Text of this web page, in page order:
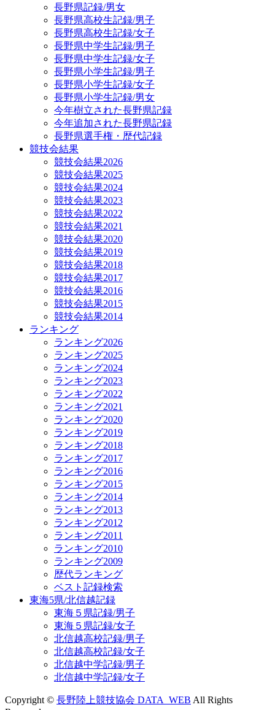
長野県記録/男女
長野県高校生記録/男子
長野県高校生記録/女子
長野県中学生記録/男子
長野県中学生記録/女子
長野県小学生記録/男子
長野県小学生記録/女子
長野県小学生記録/男女
今年樹立された長野県記録
今年追加された長野県記録
長野県選手権・歴代記録
競技会結果
競技会結果2026
競技会結果2025
競技会結果2024
競技会結果2023
競技会結果2022
競技会結果2021
競技会結果2020
競技会結果2019
競技会結果2018
競技会結果2017
競技会結果2016
競技会結果2015
競技会結果2014
ランキング
ランキング2026
ランキング2025
ランキング2024
ランキング2023
ランキング2022
ランキング2021
ランキング2020
ランキング2019
ランキング2018
ランキング2017
ランキング2016
ランキング2015
ランキング2014
ランキング2013
ランキング2012
ランキング2011
ランキング2010
ランキング2009
歴代ランキング
ベスト記録検索
東海5県/北信越記録
東海５県記録/男子
東海５県記録/女子
北信越高校記録/男子
北信越高校記録/女子
北信越中学記録/男子
北信越中学記録/女子
Copyright © 長野陸上競技協会 DATA_WEB All Rights